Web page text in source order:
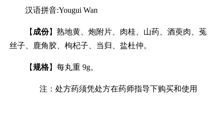
同仁
汉语拼音:Yougui Wan
【 成份】熟地黄、炮附片、肉桂、山药、酒萸肉、菟
丝子、鹿角胶、枸杞子、当归、盐杜仲。
【规格】每丸重 9g。
注：处方药须凭处方在药师指导下购买和使用